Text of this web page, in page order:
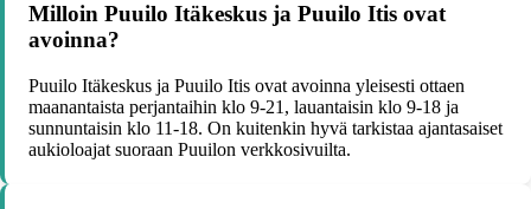
Milloin Puuilo Itäkeskus ja Puuilo Itis ovat
avoinna?
Puuilo Itäkeskus ja Puuilo Itis ovat avoinna yleisesti ottaen
maanantaista perjantaihin klo 9-21, lauantaisin klo 9-18 ja
sunnuntaisin klo 11-18. On kuitenkin hyvä tarkistaa ajantasaiset
aukioloajat suoraan Puuilon verkkosivuilta.